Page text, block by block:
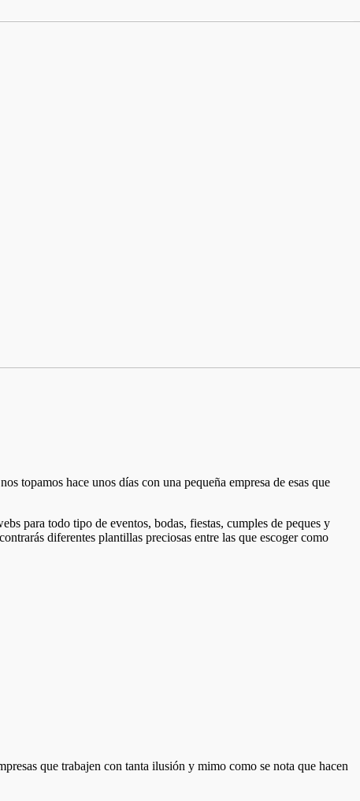
topamos hace unos días con una pequeña empresa de esas que
para todo tipo de eventos, bodas, fiestas, cumples de peques y
diferentes plantillas preciosas entre las que escoger como
que trabajen con tanta ilusión y mimo como se nota que hacen